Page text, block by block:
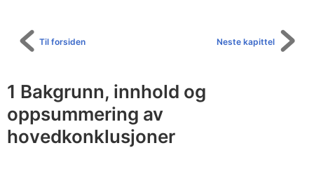
Neste kapittel
Til forsiden
1 Bakgrunn, innhold og
oppsummering av
hovedkonklusjoner